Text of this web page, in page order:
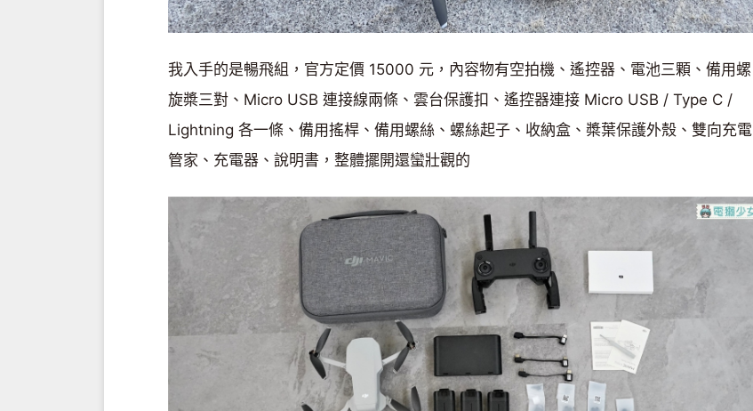
我入手的是暢飛組，官方定價 15000 元，內容物有空拍機、遙控器、電池三顆、備用螺
旋槳三對、Micro USB 連接線兩條、雲台保護扣、遙控器連接 Micro USB / Type C /
Lightning 各一條、備用搖桿、備用螺絲、螺絲起子、收納盒、槳葉保護外殼、雙向充電
管家、充電器、說明書，整體擺開還蠻壯觀的